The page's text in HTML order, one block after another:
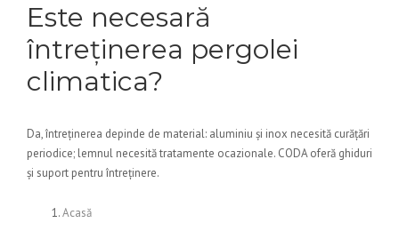
Este necesară
întreținerea pergolei
climatica?
Da, întreținerea depinde de material: aluminiu și inox necesită curățări
periodice; lemnul necesită tratamente ocazionale. CODA oferă ghiduri
și suport pentru întreținere.
Acasă